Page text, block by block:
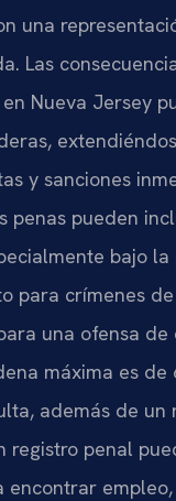
una
Las
Nueva Jersey
y sanciones
penas pueden
bajo la
para crímenes
una ofensa de
máxima es de
además de un
registro penal
encontrar